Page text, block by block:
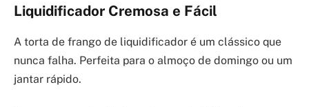
Liquidificador Cremosa e Fácil
A torta de frango de liquidificador é um clássico que
nunca falha. Perfeita para o almoço de domingo ou um
jantar rápido.